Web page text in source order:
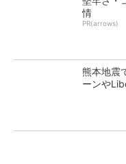
情
PR(arrows)
熊本地震
ーンや